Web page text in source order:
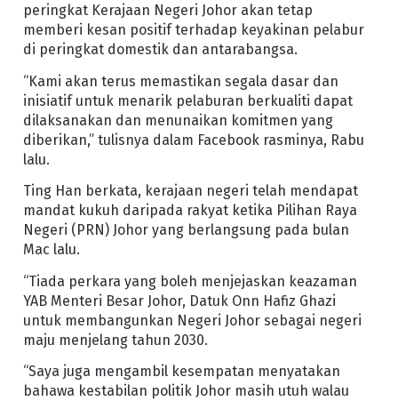
peringkat Kerajaan Negeri Johor akan tetap
memberi kesan positif terhadap keyakinan pelabur
di peringkat domestik dan antarabangsa.
“Kami akan terus memastikan segala dasar dan
inisiatif untuk menarik pelaburan berkualiti dapat
dilaksanakan dan menunaikan komitmen yang
diberikan,” tulisnya dalam Facebook rasminya, Rabu
lalu.
Ting Han berkata, kerajaan negeri telah mendapat
mandat kukuh daripada rakyat ketika Pilihan Raya
Negeri (PRN) Johor yang berlangsung pada bulan
Mac lalu.
“Tiada perkara yang boleh menjejaskan keazaman
YAB Menteri Besar Johor, Datuk Onn Hafiz Ghazi
untuk membangunkan Negeri Johor sebagai negeri
maju menjelang tahun 2030.
“Saya juga mengambil kesempatan menyatakan
bahawa kestabilan politik Johor masih utuh walau